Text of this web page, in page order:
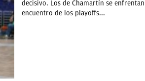
decisivo. Los de Chamartín se
encuentro de los playoffs...